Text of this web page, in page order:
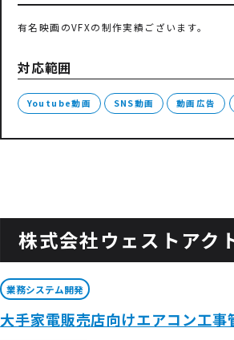
有名映画のVFXの制作実績ございます。
対応範囲
Youtube動画 SNS動画 動画広告
株式会社ウェストアク
業務システム開発
大手家電販売店向けエアコン工事